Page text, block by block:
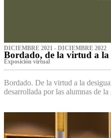
DICIEMBRE 2021 - DICIEMBRE 2022
Bordado, de la virtud a la
Exposición virtual‌
Bordado. De la virtud a la
desarrollada por las alumnas de